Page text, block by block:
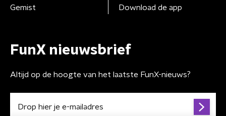
Gemist
Download de app
FunX nieuwsbrief
Altijd op de hoogte van het laatste FunX-nieuws?